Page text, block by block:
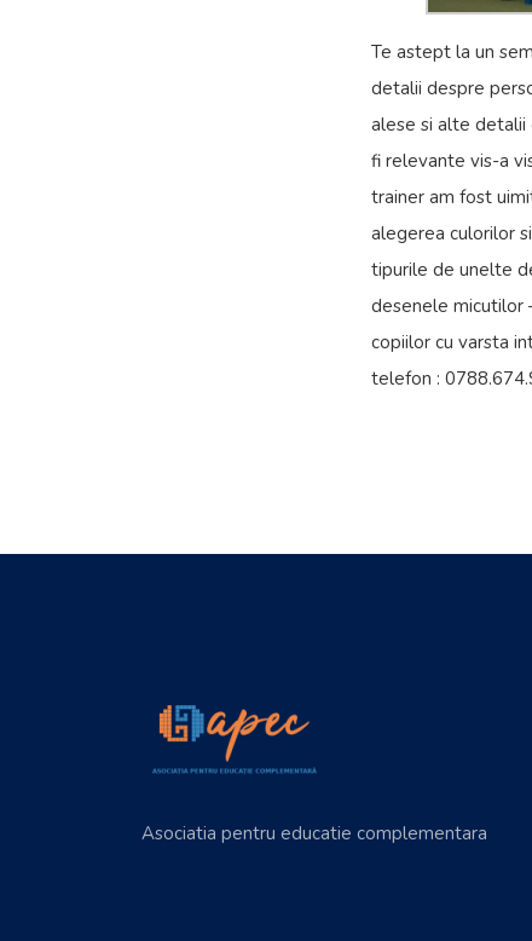
Te astept la un
detalii despre
alese si alte detalii
fi relevante vis-a
trainer am fost
alegerea culorilor
tipurile de unelte
desenele micutilor
copiilor cu varsta
telefon :
Asociatia pentru educatie complementara